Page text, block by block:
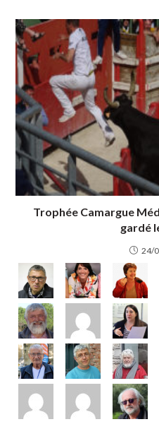
Trophée Camargue
gardé
24/